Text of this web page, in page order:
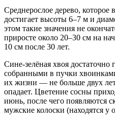
Среднерослое дерево, которое
достигает высоты 6–7 м и
этом такие значения не
приросте около 20–30 см на
10 см после 30 лет.
Сине-зелёная хвоя достаточно
собранными в пучки
их жизни — не больше двух
опадает. Цветение сосны
июнь, после чего появляются
мужские колоски (находятся у